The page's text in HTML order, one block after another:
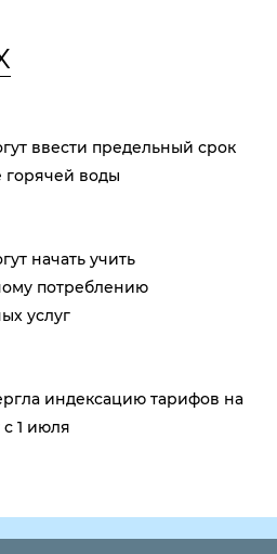
ввести предельный срок
горячей воды
начать учить
потреблению
услуг
индексацию тарифов на
1 июля